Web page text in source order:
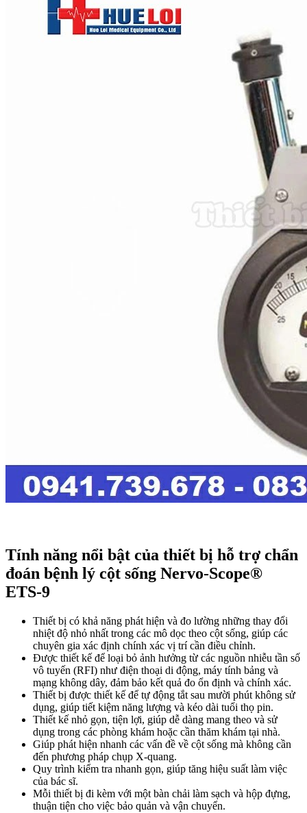
Tính năng nổi bật của thiết bị hỗ trợ chẩn
đoán bệnh lý cột sống Nervo-Scope®
ETS-9
Thiết bị có khả năng phát hiện và đo lường những thay đổi
nhiệt độ nhỏ nhất trong các mô dọc theo cột sống, giúp các
chuyên gia xác định chính xác vị trí cần điều chỉnh.
Được thiết kế để loại bỏ ảnh hưởng từ các nguồn nhiễu tần số
vô tuyến (RFI) như điện thoại di động, máy tính bảng và
mạng không dây, đảm bảo kết quả đo ổn định và chính xác.
Thiết bị được thiết kế để tự động tắt sau mười phút không sử
dụng, giúp tiết kiệm năng lượng và kéo dài tuổi thọ pin.
Thiết kế nhỏ gọn, tiện lợi, giúp dễ dàng mang theo và sử
dụng trong các phòng khám hoặc cần thăm khám tại nhà.
Giúp phát hiện nhanh các vấn đề về cột sống mà không cần
đến phương pháp chụp X-quang.
Quy trình kiểm tra nhanh gọn, giúp tăng hiệu suất làm việc
của bác sĩ.
Mỗi thiết bị đi kèm với một bàn chải làm sạch và hộp đựng,
thuận tiện cho việc bảo quản và vận chuyển.